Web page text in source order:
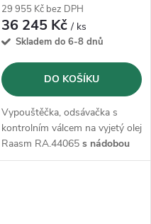
29 955 Kč bez DPH
36 245 Kč/ ks
Skladem do 6-8 dnů
DO KOŠÍKU
Vypouštěčka, odsávačka s
kontrolním válcem na vyjetý olej
Raasm RA.44065s nádobou
65l.Toto kombinované zařízení